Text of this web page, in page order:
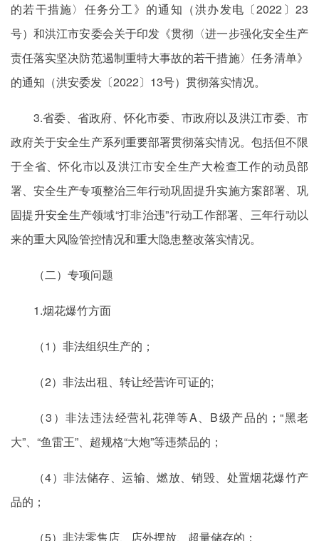
的若干措施〉任务分工》的通知（洪办发电〔2022〕23
号）和洪江市安委会关于印发《贯彻〈进一步强化安全生产
责任落实坚决防范遏制重特大事故的若干措施〉任务清单》
的通知（洪安委发〔2022〕13号）贯彻落实情况。
3.省委、省政府、怀化市委、市政府以及洪江市委、市
政府关于安全生产系列重要部署贯彻落实情况。包括但不限
于全省、怀化市以及洪江市安全生产大检查工作的动员部
署、安全生产专项整治三年行动巩固提升实施方案部署、巩
固提升安全生产领域“打非治违”行动工作部署、三年行动以
来的重大风险管控情况和重大隐患整改落实情况。
（二）专项问题
1.烟花爆竹方面
（1）非法组织生产的；
（2）非法出租、转让经营许可证的;
（3）非法违法经营礼花弹等A、B级产品的；“黑老
大”、“鱼雷王”、超规格“大炮”等违禁品的；
（4）非法储存、运输、燃放、销毁、处置烟花爆竹产
品的；
（5）非法零售店、店外摆放、超量储存的；